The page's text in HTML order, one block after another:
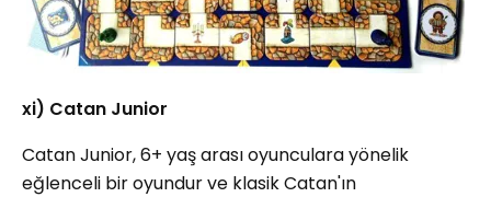
xi) Catan Junior
Catan Junior, 6+ yaş arası oyunculara yönelik
eğlenceli bir oyundur ve klasik Catan'ın